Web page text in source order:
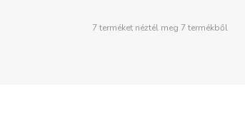
7 terméket néztél meg 7 termékből